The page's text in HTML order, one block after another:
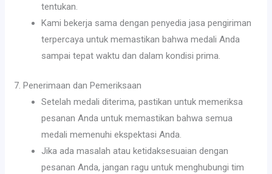
tentukan.
Kami bekerja sama dengan penyedia jasa pengiriman
terpercaya untuk memastikan bahwa medali Anda
sampai tepat waktu dan dalam kondisi prima.
7. Penerimaan dan Pemeriksaan
Setelah medali diterima, pastikan untuk memeriksa
pesanan Anda untuk memastikan bahwa semua
medali memenuhi ekspektasi Anda.
Jika ada masalah atau ketidaksesuaian dengan
pesanan Anda, jangan ragu untuk menghubungi tim